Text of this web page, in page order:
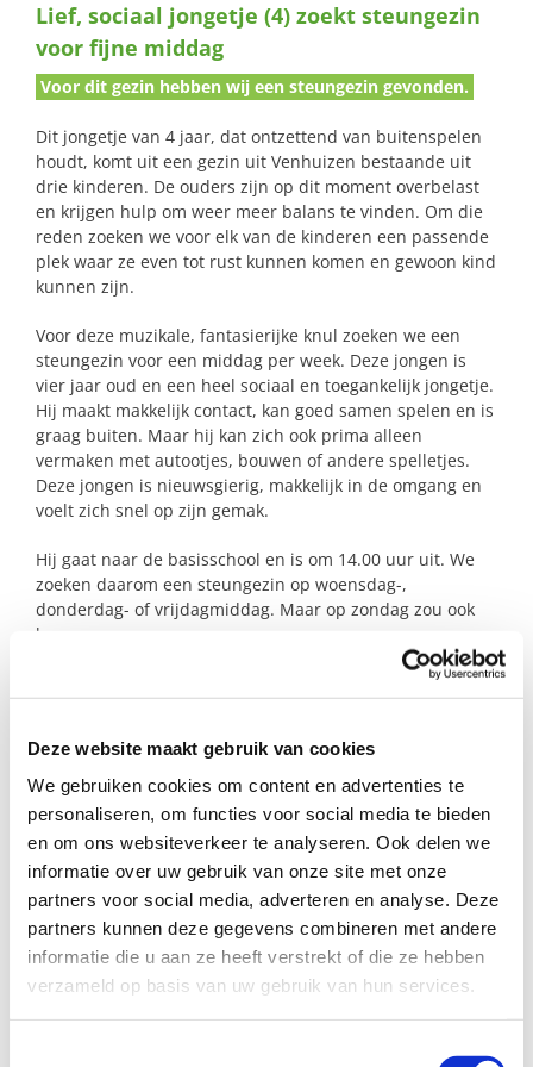
Deze website maakt gebruik van cookies
We gebruiken cookies om content en advertenties te
personaliseren, om functies voor social media te bieden
en om ons websiteverkeer te analyseren. Ook delen we
informatie over uw gebruik van onze site met onze
partners voor social media, adverteren en analyse. Deze
partners kunnen deze gegevens combineren met andere
informatie die u aan ze heeft verstrekt of die ze hebben
verzameld op basis van uw gebruik van hun services.
naar:
Lief, sociaal jongetje (4) zoekt steungezin
voor fijne middag
Voor dit gezin hebben wij een steungezin gevonden.
Dit jongetje van 4 jaar, dat ontzettend van buitenspelen
houdt, komt uit een gezin uit Venhuizen bestaande uit
drie kinderen. De ouders zijn op dit moment overbelast
en krijgen hulp om weer meer balans te vinden. Om die
reden zoeken we voor elk van de kinderen een passende
plek waar ze even tot rust kunnen komen en gewoon kind
kunnen zijn.
Voor deze muzikale, fantasierijke knul zoeken we een
steungezin voor een middag per week. Deze jongen is
vier jaar oud en een heel sociaal en toegankelijk jongetje.
Hij maakt makkelijk contact, kan goed samen spelen en is
graag buiten. Maar hij kan zich ook prima alleen
vermaken met autootjes, bouwen of andere spelletjes.
Deze jongen is nieuwsgierig, makkelijk in de omgang en
voelt zich snel op zijn gemak.
Hij gaat naar de basisschool en is om 14.00 uur uit. We
zoeken daarom een steungezin op woensdag-,
donderdag- of vrijdagmiddag. Maar op zondag zou ook
kunnen.
Kun jij dit vrolijke, leuke jongetje een gezellige en
Profiel steungezin
We zoeken een gezin in (de buurt van)
Venhuizen:
Met ruimte en aandacht voor een leuke
knul van 4 jaar;
Beschikbaar op woensdag, donderdag of
vrijdag vanaf 14.00 uur, maar de zondag